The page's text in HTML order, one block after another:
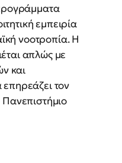
εμπειρία
νοοτροπία. Η
απλώς με
και
επηρεάζει τον
Πανεπιστήμιο